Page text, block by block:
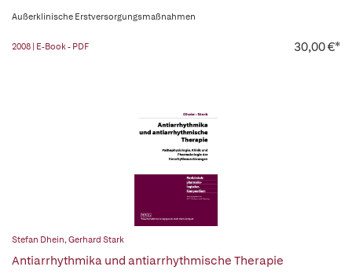
Außerklinische Erstversorgungsmaßnahmen
2008 | E-Book - PDF 30,00 €*
Stefan Dhein,Gerhard Stark
Antiarrhythmika und antiarrhythmische Therapie